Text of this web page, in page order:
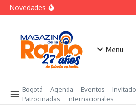
Saltar al contenido
Novedades
La posesión presidencial
sustitución de la coca
Menu
Bogotá Agenda Eventos
Patrocinadas
Internacionales